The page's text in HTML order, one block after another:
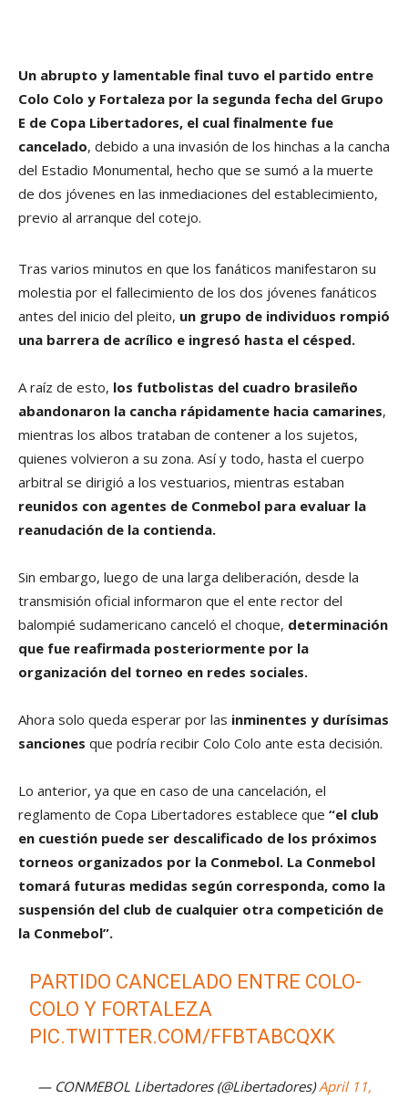
Un abrupto y lamentable final tuvo el partido entre
Colo Colo y Fortaleza por la segunda fecha del Grupo
E de Copa Libertadores, el cual finalmente fue
cancelado, debido a una invasión de los hinchas a la cancha
del Estadio Monumental, hecho que se sumó a la muerte
de dos jóvenes en las inmediaciones del establecimiento,
previo al arranque del cotejo.
Tras varios minutos en que los fanáticos manifestaron su
molestia por el fallecimiento de los dos jóvenes fanáticos
antes del inicio del pleito, un grupo de individuos rompió
una barrera de acrílico e ingresó hasta el césped.
A raíz de esto, los futbolistas del cuadro brasileño
abandonaron la cancha rápidamente hacia camarines,
mientras los albos trataban de contener a los sujetos,
quienes volvieron a su zona. Así y todo, hasta el cuerpo
arbitral se dirigió a los vestuarios, mientras estaban
reunidos con agentes de Conmebol para evaluar la
reanudación de la contienda.
Sin embargo, luego de una larga deliberación, desde la
transmisión oficial informaron que el ente rector del
balompié sudamericano canceló el choque, determinación
que fue reafirmada posteriormente por la
organización del torneo en redes sociales.
Ahora solo queda esperar por las inminentes y durísimas
sanciones que podría recibir Colo Colo ante esta decisión.
Lo anterior, ya que en caso de una cancelación, el
reglamento de Copa Libertadores establece que “el club
en cuestión puede ser descalificado de los próximos
torneos organizados por la Conmebol. La Conmebol
tomará futuras medidas según corresponda, como la
suspensión del club de cualquier otra competición de
la Conmebol”.
PARTIDO CANCELADO ENTRE COLO-
COLO Y FORTALEZA
PIC.TWITTER.COM/FFBTABCQXK
— CONMEBOL Libertadores (@Libertadores)April 11,